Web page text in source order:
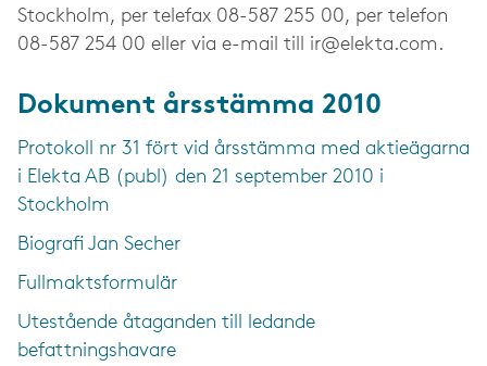
Stockholm, per telefax 08-587 255 00, per telefon
08-587 254 00 eller via e-mail till ir@elekta.com.
Dokument årsstämma 2010
Protokoll nr 31 fört vid årsstämma med aktieägarna
i Elekta AB (publ) den 21 september 2010 i
Stockholm
Biografi Jan Secher
Fullmaktsformulär
Utestående åtaganden till ledande
befattningshavare